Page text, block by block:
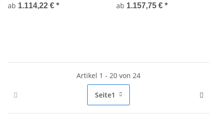
ab 1.114,22 € * ab 1.157,75 € *
Artikel 1 - 20 von 24
Seite1